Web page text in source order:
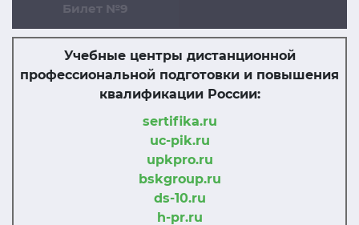
Билет №9
Учебные центры дистанционной
профессиональной подготовки и повышения
квалификации России:
sertifika.ru
uc-pik.ru
upkpro.ru
bskgroup.ru
ds-10.ru
h-pr.ru